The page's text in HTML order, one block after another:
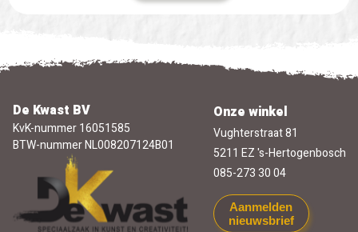
De Kwast BV
KvK-nummer 16051585
BTW-nummer NL008207124B01
Onze winkel
Vughterstraat 81
5211 EZ 's-Hertogenbosch
085-273 30 04
Aanmelden
nieuwsbrief